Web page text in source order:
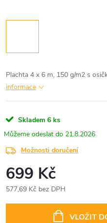
Plachta 4 x 6 m, 150 g/m2 s
informace
Skladem 6 ks
21.8.2026
Možnosti doručení
699 Kč
577,69 Kč bez DPH
VLOŽIT